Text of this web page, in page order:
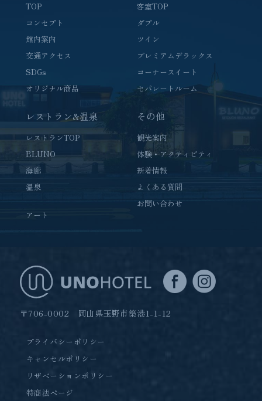
TOP
コンセプト
館内案内
交通アクセス
SDGs
オリジナル商品
客室TOP
ダブル
ツイン
プレミアムデラックス
コーナースイート
セパレートルーム
レストラン&温泉
レストランTOP
BLUNO
海廊
温泉
アート
その他
観光案内
体験・アクティビティ
新着情報
よくある質問
お問い合わせ
〒706-0002 岡山県玉野市築港1-1-12
プライバシーポリシー
キャンセルポリシー
リザベーションポリシー
特商法ページ